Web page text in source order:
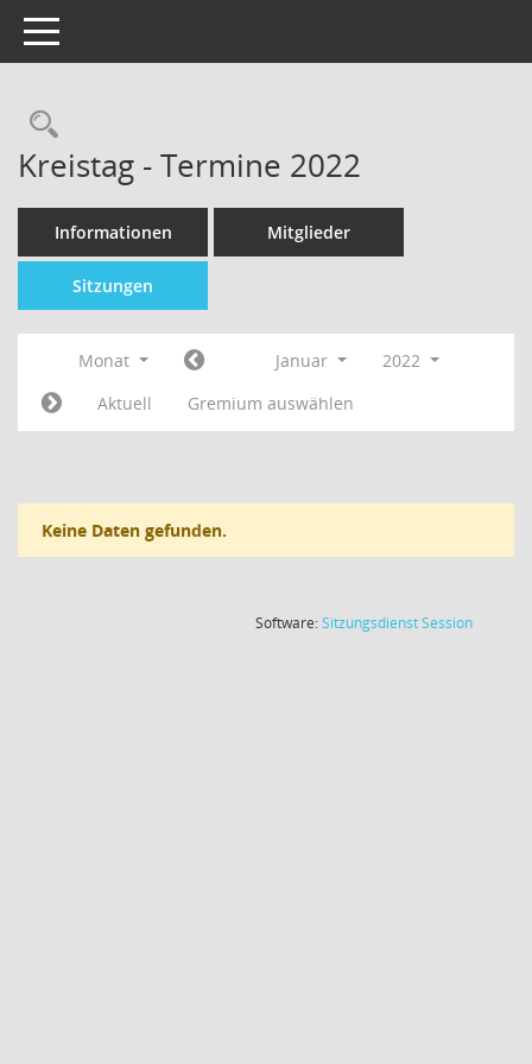
Toggle navigation
Kreistag - Termine 2022
Informationen Mitglieder
Sitzungen
Monat Januar
2022
Aktuell
Gremium auswählen
Keine Daten gefunden.
Software:SitzungsdienstSession(Wird in